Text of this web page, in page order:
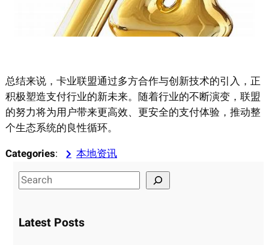
总结来说，卡业联盟通过多方合作与创新技术的引入，正
积极塑造支付行业的新未来。随着行业的不断演变，联盟
的努力将为用户带来更高效、更安全的支付体验，推动整
个生态系统的良性循环。
Categories:
本地资讯
S
e
r
Latest Posts